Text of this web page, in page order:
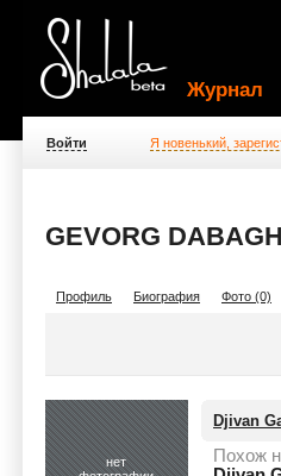
Журнал
Войти Я новенький,
GEVORG
Профиль Биография Фото (0)
нет
Djivan
Похож